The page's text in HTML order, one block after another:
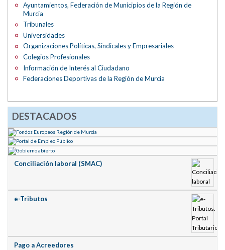
Ayuntamientos, Federación de Municipios de la Región de
Murcia
Tribunales
Universidades
Organizaciones Políticas, Sindicales y Empresariales
Colegios Profesionales
Información de Interés al Ciudadano
Federaciones Deportivas de la Región de Murcia
DESTACADOS
Conciliación laboral (SMAC)
e-Tributos
Pago a Acreedores